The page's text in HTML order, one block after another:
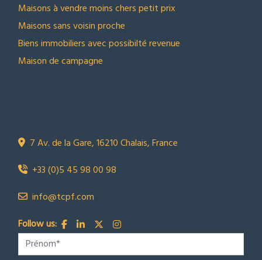
Maisons à vendre moins chers petit prix
Maisons sans voisin proche
Biens immobiliers avec possibilté revenue
Maison de campagne
7 Av. de la Gare, 16210 Chalais, France
+33 (0)5 45 98 00 98
info@tcpf.com
Follow us: